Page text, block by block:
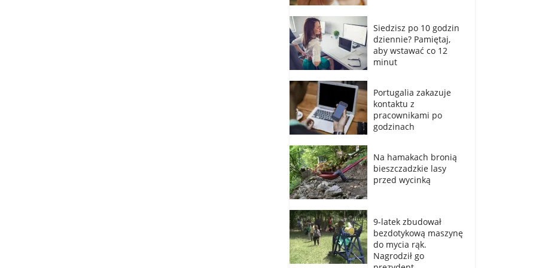
Siedzisz po 10 godzin
dziennie? Pamiętaj,
aby wstawać co 12
minut
Portugalia zakazuje
kontaktu z
pracownikami po
godzinach
Na hamakach bronią
bieszczadzkie lasy
przed wycinką
9-latek zbudował
bezdotykową maszynę
do mycia rąk.
Nagrodził go